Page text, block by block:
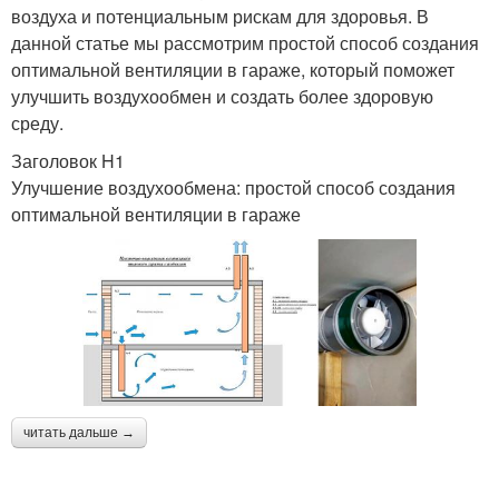
воздуха и потенциальным рискам для здоровья. В
данной статье мы рассмотрим простой способ создания
оптимальной вентиляции в гараже, который поможет
улучшить воздухообмен и создать более здоровую
среду.
Заголовок H1
Улучшение воздухообмена: простой способ создания
оптимальной вентиляции в гараже
читать дальше →